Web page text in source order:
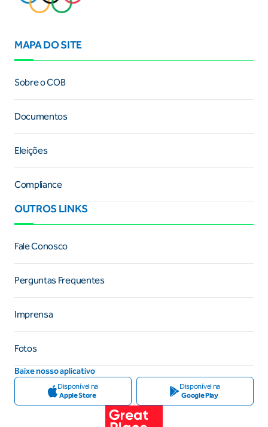
MAPA DO SITE
Sobre o COB
Documentos
Eleições
Compliance
OUTROS LINKS
Fale Conosco
Perguntas Frequentes
Imprensa
Fotos
Baixe nosso aplicativo
Disponível na
Apple Store
Disponível na
Google Play